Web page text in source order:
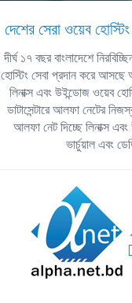
দেশের সেরা ওয়েব
দীর্ঘ ১৭ বছর বাংলাদেশে
হোস্টিং সেবা প্রদান করে
লিনাক্স এবং উইন্ডোজ ওয়েব
ডাটাসেন্টারে আলফা নেটের
আলফা নেট দিচ্ছে লিনাক্স
ভার্চুয়াল এবং